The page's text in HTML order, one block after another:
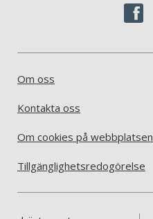
Om oss
Kontakta oss
Om cookies på webbplatsen
Tillgänglighetsredogörelse